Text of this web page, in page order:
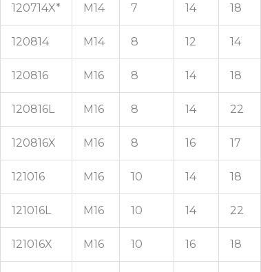
120714X* M14 7 14 18
120814 M14 8 12 14
120816 M16 8 14 18
120816L M16 8 14 22
120816X M16 8 16 17
121016 M16 10 14 18
121016L M16 10 14 22
121016X M16 10 16 18